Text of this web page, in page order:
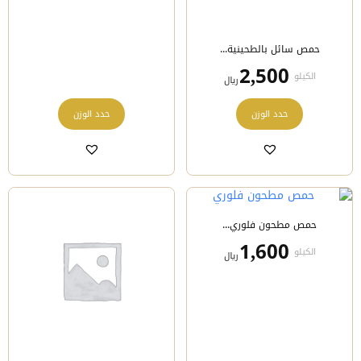
حمص سائل بالطحينية...
الكيلو 2,500﷼
حدد الوزنهناك
العديد
من
الأشكال
لهذا
المنتج.
اختيار
الخيارات
على
حدد الوزنهناك
العديد
من
الأشكال
لهذا
الخيارات
على
صفحة
المنتج
حمص مطحون فلوري...
الكيلو 1,600﷼